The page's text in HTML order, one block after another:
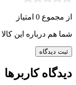
از مجموع 0 امتیاز
شما هم درباره این
ثبت دیدگاه
دیدگاه کاربرها